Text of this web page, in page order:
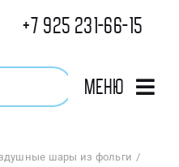
+7 925 231-66-15
Меню
шары из фольги